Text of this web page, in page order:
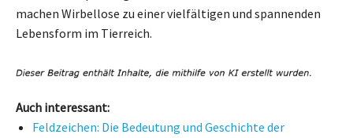
machen Wirbellose zu einer vielfältigen und spannenden
Lebensform im Tierreich.
Auch interessant:
Feldzeichen: Die Bedeutung und Geschichte der